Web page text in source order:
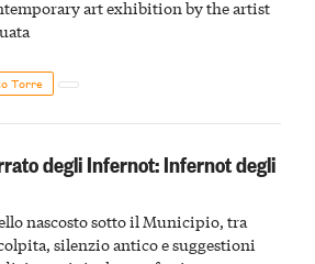
art exhibition by the artist
Torre
degli Infernot: Infernot degli
nascosto sotto il Municipio, tra
silenzio antico e suggestioni